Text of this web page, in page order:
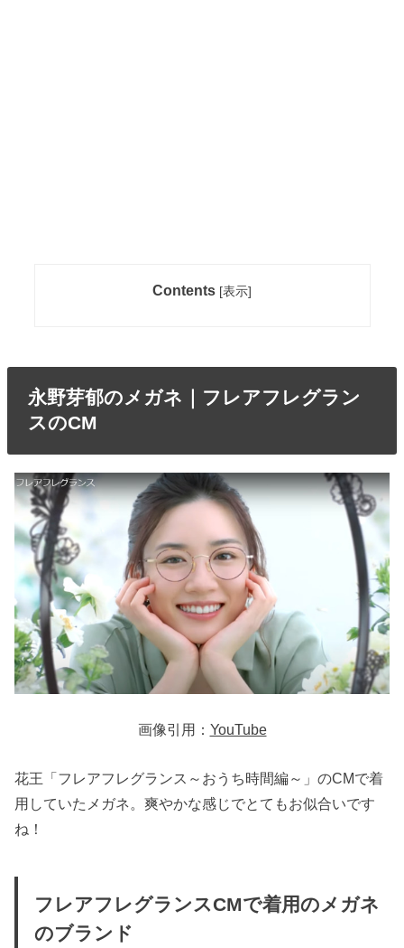
Contents [表示]
永野芽郁のメガネ｜フレアフレグラン
スのCM
画像引用： YouTube
花王「フレアフレグランス～おうち時間編～」のCMで着
用していたメガネ。爽やかな感じでとてもお似合いです
ね！
フレアフレグランスCMで着用のメガネ
のブランド